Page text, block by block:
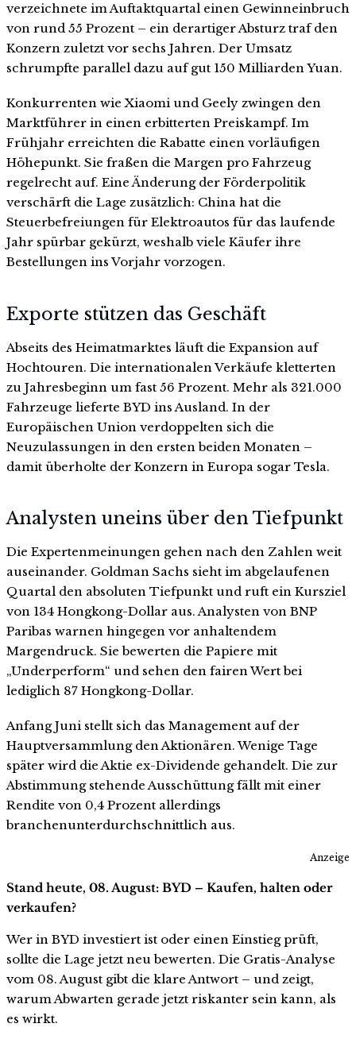
verzeichnete im Auftaktquartal einen Gewinneinbruch
von rund 55 Prozent – ein derartiger Absturz traf den
Konzern zuletzt vor sechs Jahren. Der Umsatz
schrumpfte parallel dazu auf gut 150 Milliarden Yuan.
Konkurrenten wie Xiaomi und Geely zwingen den
Marktführer in einen erbitterten Preiskampf. Im
Frühjahr erreichten die Rabatte einen vorläufigen
Höhepunkt. Sie fraßen die Margen pro Fahrzeug
regelrecht auf. Eine Änderung der Förderpolitik
verschärft die Lage zusätzlich: China hat die
Steuerbefreiungen für Elektroautos für das laufende
Jahr spürbar gekürzt, weshalb viele Käufer ihre
Bestellungen ins Vorjahr vorzogen.
Exporte stützen das Geschäft
Abseits des Heimatmarktes läuft die Expansion auf
Hochtouren. Die internationalen Verkäufe kletterten
zu Jahresbeginn um fast 56 Prozent. Mehr als 321.000
Fahrzeuge lieferte BYD ins Ausland. In der
Europäischen Union verdoppelten sich die
Neuzulassungen in den ersten beiden Monaten –
damit überholte der Konzern in Europa sogar Tesla.
Analysten uneins über den Tiefpunkt
Die Expertenmeinungen gehen nach den Zahlen weit
auseinander. Goldman Sachs sieht im abgelaufenen
Quartal den absoluten Tiefpunkt und ruft ein Kursziel
von 134 Hongkong-Dollar aus. Analysten von BNP
Paribas warnen hingegen vor anhaltendem
Margendruck. Sie bewerten die Papiere mit
„Underperform“ und sehen den fairen Wert bei
lediglich 87 Hongkong-Dollar.
Anfang Juni stellt sich das Management auf der
Hauptversammlung den Aktionären. Wenige Tage
später wird die Aktie ex-Dividende gehandelt. Die zur
Abstimmung stehende Ausschüttung fällt mit einer
Rendite von 0,4 Prozent allerdings
branchenunterdurchschnittlich aus.
Anzeige
Stand heute, 08. August: BYD – Kaufen, halten oder
verkaufen?
Wer in BYD investiert ist oder einen Einstieg prüft,
sollte die Lage jetzt neu bewerten. Die Gratis-Analyse
vom 08. August gibt die klare Antwort – und zeigt,
warum Abwarten gerade jetzt riskanter sein kann, als
es wirkt.